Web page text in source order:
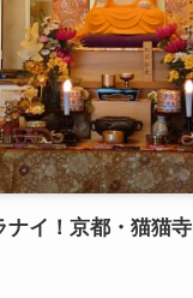
ナイ！京都・猫猫寺